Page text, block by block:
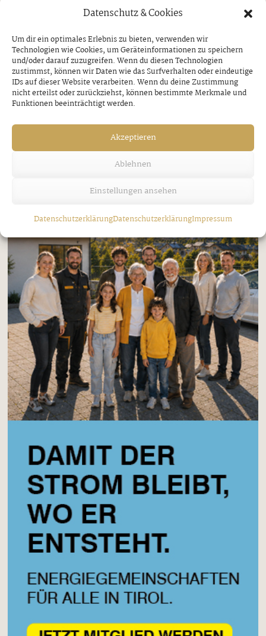
Datenschutz & Cookies
Um dir ein optimales Erlebnis zu bieten, verwenden wir
Technologien wie Cookies, um Geräteinformationen zu speichern
und/oder darauf zuzugreifen. Wenn du diesen Technologien
zustimmst, können wir Daten wie das Surfverhalten oder eindeutige
IDs auf dieser Website verarbeiten. Wenn du deine Zustimmung
nicht erteilst oder zurückziehst, können bestimmte Merkmale und
Funktionen beeinträchtigt werden.
Akzeptieren
Ablehnen
Einstellungen ansehen
DatenschutzerklärungDatenschutzerklärungImpressum
Freitag, 7. August 2026